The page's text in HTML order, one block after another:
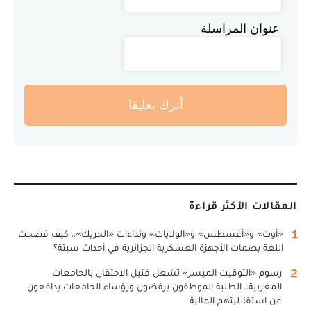
عنوان المراسلة
أترك تعليقا
المقالات الأكثر قراءة
1
«أوت» و«أغسطس» و«الولايات» ونداءات «الحريك».. كيف فضحت
اللغة بصمات الأجهزة العسكرية الجزائرية في أحداث سبتة؟
2
رسوم «التوقيت الميسر» تشعل فتيل الاحتقان بالجامعات
المغربية.. الطلبة الموظفون يرفضون ورؤساء الجامعات يدافعون
عن استقلاليتهم المالية